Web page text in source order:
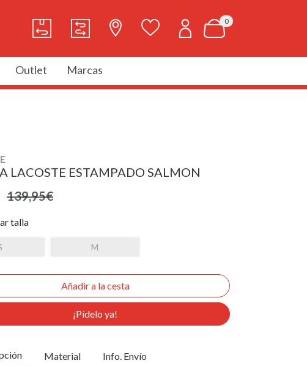
0
Outlet Marcas
LACOSTE ESTAMPADO SALMON
139,95€
talla
M
¡Pídelo ya!
Material Info. Envío